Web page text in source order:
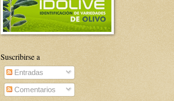
Suscribirse a
Entradas
Comentarios